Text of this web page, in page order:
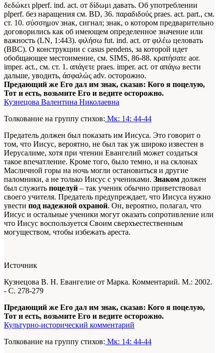
δεδώκει plperf. ind. act. от δίδωμι давать. Об употреблении
plperf. без наращения см. BD, 36. παραδιδούς praes. act. part., см.
ст. 10. σύσσημον знак, сигнал; знак, о котором предварительно
договорились как об имеющем определенное значение или
важность (LN, 1:443). φιλήσω fut. ind. act. от φιλέω целовать
(ВВС). О конструкции с casus pendens, за которой идет
обобщающее местоимение, см. SIMS, 86-88. κρατήσατε aor.
imper. act., см. ст. 1. απάγετε praes. imper. act. от απάγω вести
дальше, уводить, άσφαλώς adv. осторожно.
Предающий же Его дал им знак, сказав: Кого я поцелую,
Тот и есть, возьмите Его и ведите осторожно.
Кузнецова Валентина Николаевна
Толкование на группу стихов: Мк: 14: 44-44
Предатель должен был показать им Иисуса. Это говорит о
том, что Иисус, вероятно, не был так уж широко известен в
Иерусалиме, хотя при чтении Евангелий может создаться
такое впечатление. Кроме того, было темно, и на склонах
Масличной горы на ночь могли остановиться и другие
паломники, а не только Иисус с учениками. Знаком должен
был служить поцелуй – так ученик обычно приветствовал
своего учителя. Предатель предупреждает, что Иисуса нужно
увести под надежной охраной. Он, вероятно, полагал, что
Иисус и остальные ученики могут оказать сопротивление или
что Иисус воспользуется Своим сверхъестественным
могуществом, чтобы избежать ареста.
Источник
Кузнецова В. Н. Евангелие от Марка. Комментарий. М.: 2002.
- С. 278-279
Предающий же Его дал им знак, сказав: Кого я поцелую,
Тот и есть, возьмите Его и ведите осторожно.
Культурно-исторический комментарий
Толкование на группу стихов: Мк: 14: 44-44